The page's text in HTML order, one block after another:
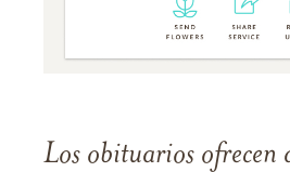
Los obituarios ofrecen